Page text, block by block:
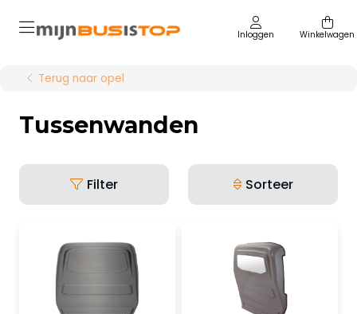
Inloggen Winkelwagen
Terug naar opel
Tussenwanden
Filter Sorteer